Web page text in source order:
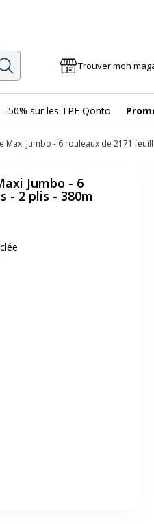
Rechercher Trouver mon
-50% sur les TPE Qonto
Maxi Jumbo - 6 rouleaux de 2171
Jumbo - 6
- 2 plis - 380m